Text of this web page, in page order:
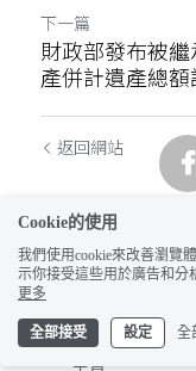
下一篇
財政部發布被
產併計遺產總
返回網站
Cookie的使用
我們使用cookie來改善瀏覽
示你接受這些用於廣告和分
更多
全部接受 設定 全